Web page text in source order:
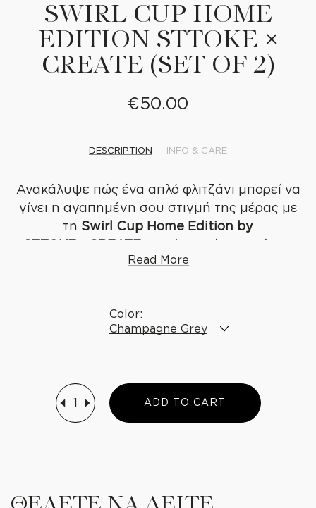
WECREATE
SWIRL CUP HOME
EDITION STTOKE ×
CREATE (SET OF 2)
€50.00
DESCRIPTION INFO & CARE
Ανακάλυψε πώς ένα απλό φλιτζάνι μπορεί να
γίνει η αγαπημένη σου στιγμή της μέρας με
τη Swirl Cup Home Edition by
STTOKE × CREATE . Χωρίς καπάκι, γιατί στο
σπίτι δεν το χρειάζεσαι, αλλά με διπλό τοίχωμα
σαν… πρώτη!
Read More
Color:
Champagne Grey
Champagne Grey
1 2 3 A D D TO CA R T